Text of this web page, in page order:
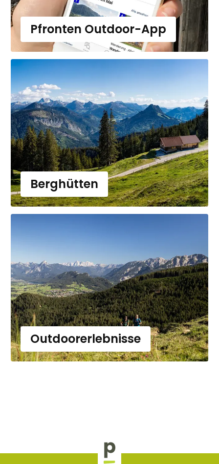
Pfronten Outdoor-App
Berghütten
Outdoorerlebnisse